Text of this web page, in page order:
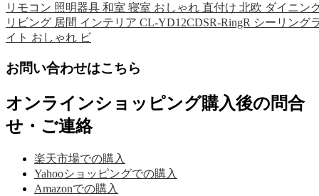
リモコン 照明器具 和室 寝室 おしゃれ 直付け 北欧 ダイニン
リビング 居間 インテリア CL-YD12CDSR-RingR シーリング
イト おしゃれ ビ
お問い合わせはこちら
オンラインショッピング購入後の問合
せ・ご連絡
楽天市場での購入
Yahooショッピングでの購入
Amazonでの購入